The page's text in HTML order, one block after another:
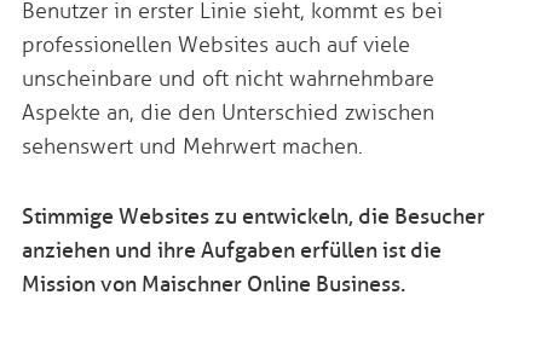
Benutzer in erster Linie sieht, kommt es bei
professionellen Websites auch auf viele
unscheinbare und oft nicht wahrnehmbare
Aspekte an, die den Unterschied zwischen
sehenswert und Mehrwert machen.
Stimmige Websites zu entwickeln, die Besucher
anziehen und ihre Aufgaben erfüllen ist die
Mission von Maischner Online Business.